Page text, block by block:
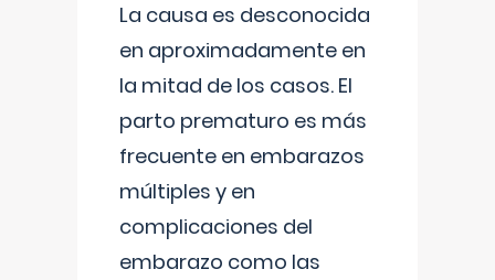
La causa es desconocida
en aproximadamente en
la mitad de los casos. El
parto prematuro es más
frecuente en embarazos
múltiples y en
complicaciones del
embarazo como las